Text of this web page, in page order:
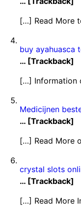
[…] Read More
buy ayahuasca
… [Trackback]
[…] Information
Medicijnen
… [Trackback]
[…] Read More
crystal slots
… [Trackback]
[…] Read More